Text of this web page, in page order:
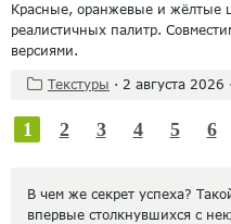
Красные, оранжевые и жёлтые
реалистичных палитр.
версиями.
Текстуры · 2 августа 2026 ·
1 2 3 4 5 6
В чем же секрет успеха?
впервые столкнувшихся с